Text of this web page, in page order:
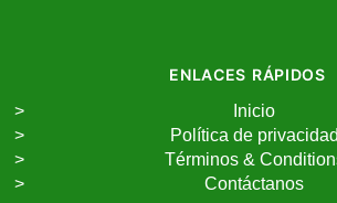
ENLACES RÁPIDOS
Inicio
Política de privacidad
Términos &
Contáctanos